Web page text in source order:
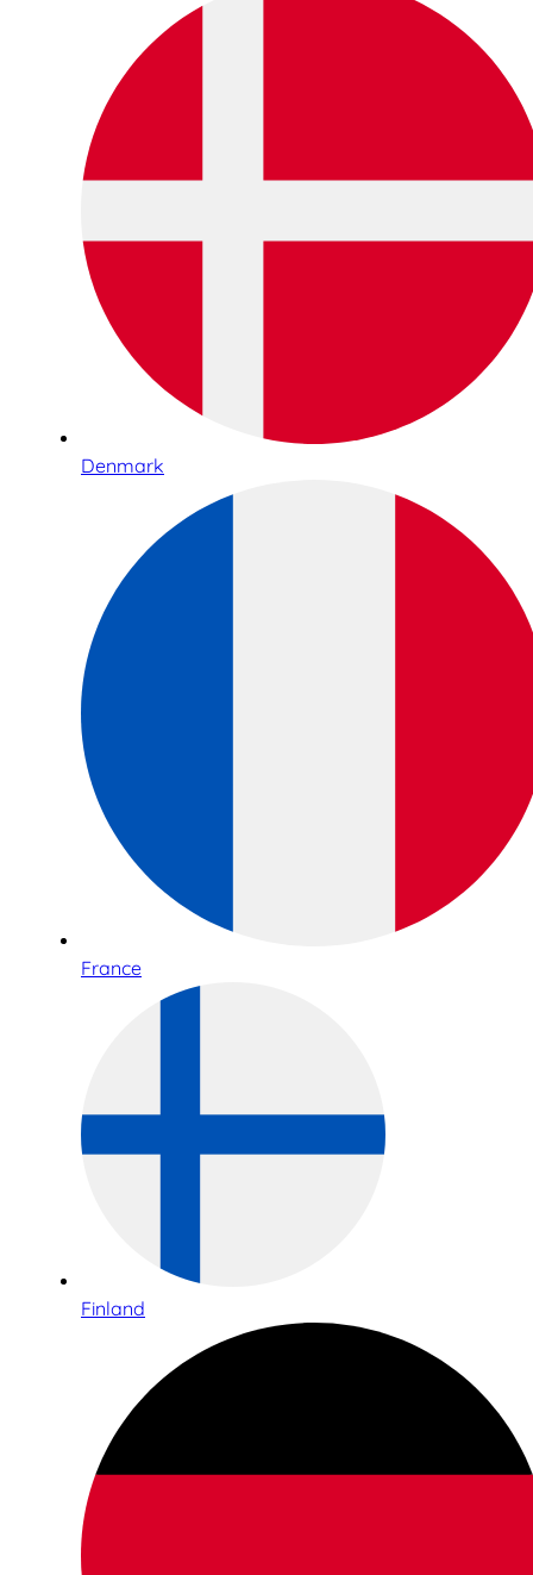
Denmark
France
Finland